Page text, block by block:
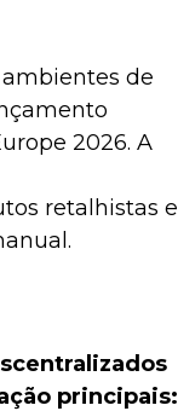
de
2026. A
retalhistas e
principais: